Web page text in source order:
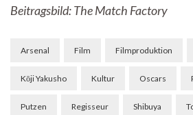
Beitragsbild: The Match Factory
Arsenal Film Filmproduktion
Kōji Yakusho Kultur Oscars
Putzen Regisseur Shibuya
Beitragsnavigation